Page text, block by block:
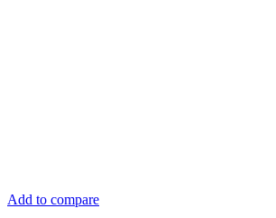
Add to compare